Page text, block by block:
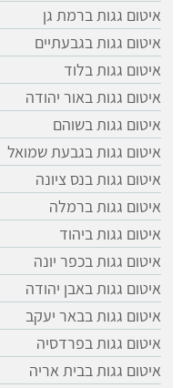
איטום גגות ברמת גן
איטום גגות בגבעתיים
איטום גגות בלוד
איטום גגות באור יהודה
איטום גגות בשוהם
איטום גגות בגבעת שמואל
איטום גגות בנס ציונה
איטום גגות ברמלה
איטום גגות ביהוד
איטום גגות בכפר יונה
איטום גגות באבן יהודה
איטום גגות בבאר יעקב
איטום גגות בפרדסיה
איטום גגות בבית אריה